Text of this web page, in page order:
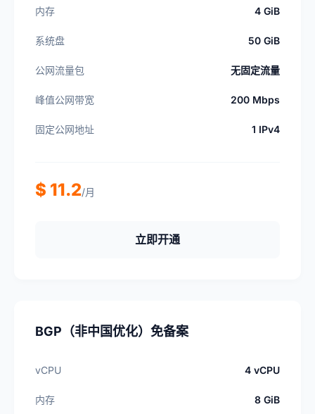
内存 4 GiB
系统盘 50 GiB
公网流量包 无固定流量
峰值公网带宽 200 Mbps
固定公网地址 1 IPv4
$ 11.2/月
立即开通
BGP（非中国优化）免备案
vCPU 4 vCPU
内存 8 GiB